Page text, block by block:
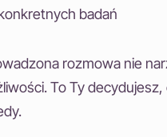
badań
rozmowa nie
To Ty decydujesz,